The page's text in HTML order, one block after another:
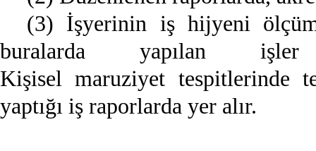
(3) İşyerinin iş hijyeni
buralarda yapılan
Kişisel maruziyet tespitlerinde
yaptığı iş raporlarda yer alır.